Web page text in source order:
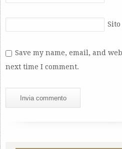
Sito
Save my name, email, and
next time I comment.